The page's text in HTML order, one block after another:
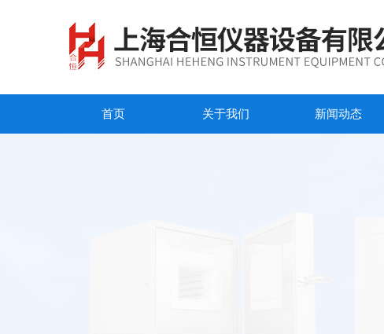
首页 关于我们 新闻动态